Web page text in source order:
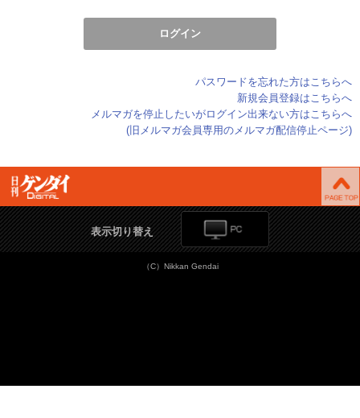
パスワードを忘れた方はこちらへ
新規会員登録はこちらへ
メルマガを停止したいがログイン出来ない方はこちらへ
(旧メルマガ会員専用のメルマガ配信停止ページ)
表示切り替え
（C）Nikkan Gendai